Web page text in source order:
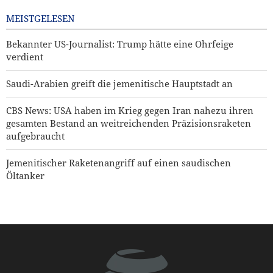
MEISTGELESEN
Bekannter US-Journalist: Trump hätte eine Ohrfeige
verdient
Saudi-Arabien greift die jemenitische Hauptstadt an
CBS News: USA haben im Krieg gegen Iran nahezu ihren
gesamten Bestand an weitreichenden Präzisionsraketen
aufgebraucht
Jemenitischer Raketenangriff auf einen saudischen
Öltanker
Straße von Hormus
Mehr als 22 Millionen Pilger nahmen an Arbain-